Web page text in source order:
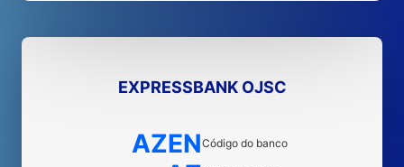
EXPRESSBANK OJSC
AZENCódigo do banco